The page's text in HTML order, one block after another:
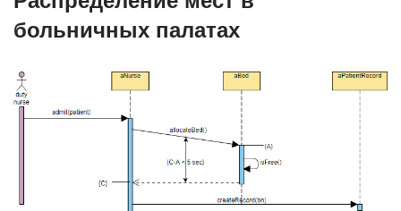
больничных палатах